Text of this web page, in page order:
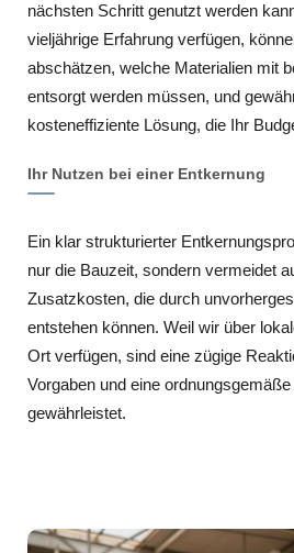
nächsten Schritt genutzt werden
vieljährige Erfahrung verfügen,
abschätzen, welche Materialien mit
entsorgt werden müssen, und
kosteneffiziente Lösung, die Ihr
Ihr Nutzen bei einer Entkernung
Ein klar strukturierter
nur die Bauzeit, sondern vermeidet
Zusatzkosten, die durch
entstehen können. Weil wir über
Ort verfügen, sind eine zügige
Vorgaben und eine
gewährleistet.